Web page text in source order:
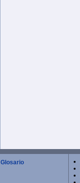
Glosario